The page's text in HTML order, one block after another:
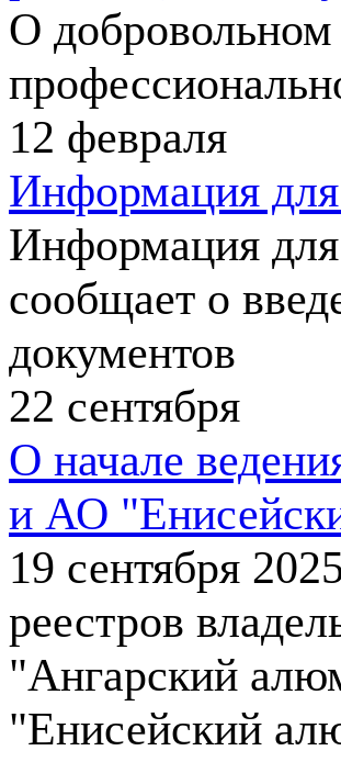
О
12 февраля
Информация
Информация
сообщает о
документов
22 сентября
О начале
и АО
19 сентября
реестров
"Ангарский
"Енисейский